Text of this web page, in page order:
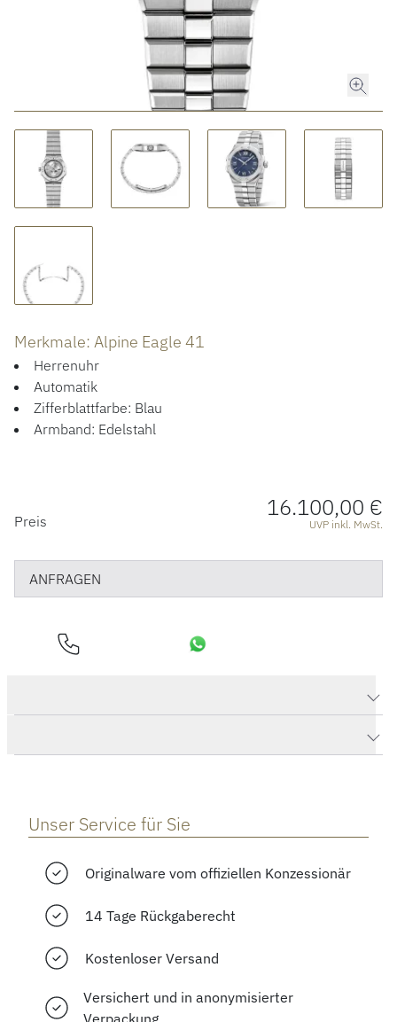
LUXURY DEALS
HOCHZEIT
ACCESSOIRES
Merkmale: Alpine Eagle 41
Herrenuhr
Automatik
Zifferblattfarbe: Blau
Armband: Edelstahl
PREISINFORMATIONEN
Preis 16.100,00 €
UVP inkl. MwSt.
ANFRAGEN
Unser Service für Sie
Originalware vom offiziellen Konzessionär
14 Tage Rückgaberecht
Kostenloser Versand
Versichert und in anonymisierter
Verpackung